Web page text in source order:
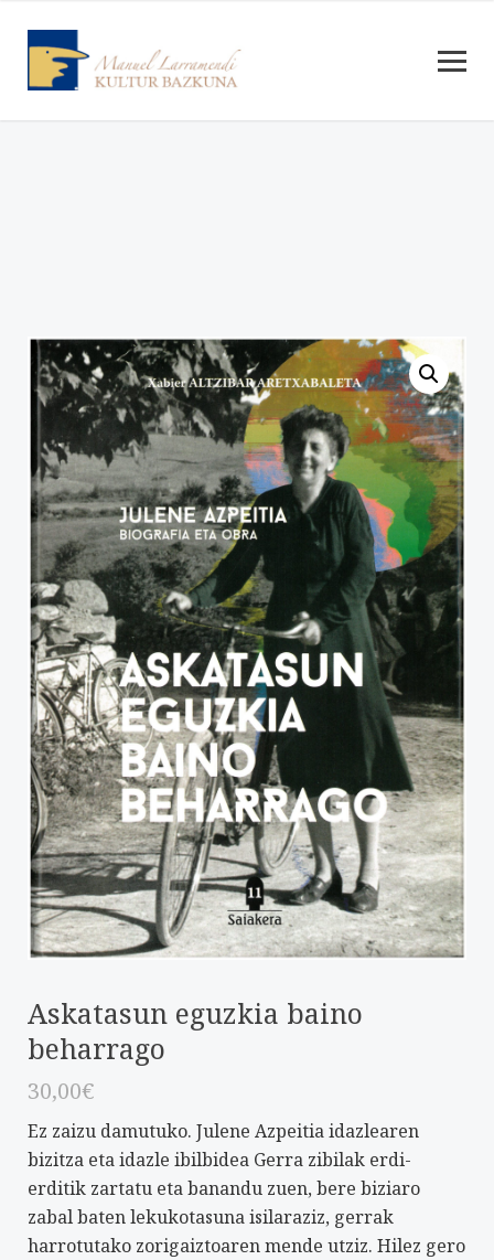
Askatasun eguzkia baino
beharrago
30,00€
Ez zaizu damutuko. Julene Azpeitia idazlearen
bizitza eta idazle ibilbidea Gerra zibilak erdi-
erditik zartatu eta banandu zuen, bere biziaro
zabal baten lekukotasuna isilaraziz, gerrak
harrotutako zorigaiztoaren mende utziz. Hilez gero